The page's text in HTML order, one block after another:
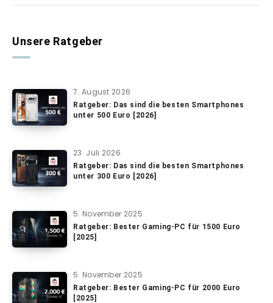
Unsere Ratgeber
7. August 2026
Ratgeber: Das sind die besten Smartphones
unter 500 Euro [2026]
23. Juli 2026
Ratgeber: Das sind die besten Smartphones
unter 300 Euro [2026]
5. November 2025
Ratgeber: Bester Gaming-PC für 1500 Euro
[2025]
5. November 2025
Ratgeber: Bester Gaming-PC für 2000 Euro
[2025]